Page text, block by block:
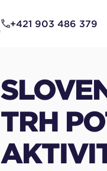
+421 903 486 379
TRH